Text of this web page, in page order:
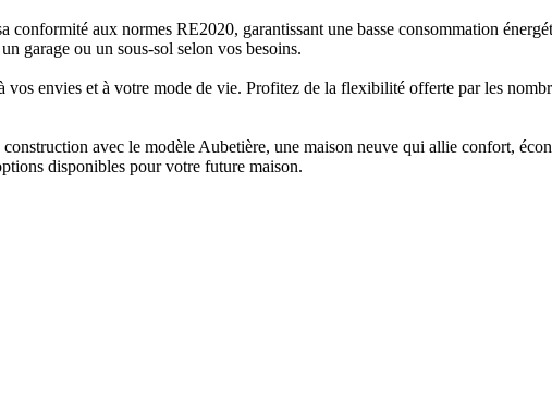
aux normes RE2020, garantissant une basse consommation
garage ou un sous-sol selon vos besoins.
envies et à votre mode de vie. Profitez de la flexibilité offerte par les
avec le modèle Aubetière, une maison neuve qui allie confort,
disponibles pour votre future maison.